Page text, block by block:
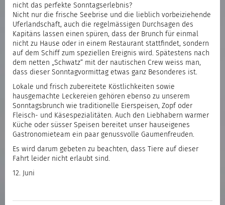
nicht das perfekte Sonntagserlebnis?
Nicht nur die frische Seebrise und die lieblich vorbeiziehende
Uferlandschaft, auch die regelmässigen Durchsagen des
Kapitäns lassen einen spüren, dass der Brunch für einmal
nicht zu Hause oder in einem Restaurant stattfindet, sondern
auf dem Schiff zum speziellen Ereignis wird. Spätestens nach
dem netten „Schwatz“ mit der nautischen Crew weiss man,
dass dieser Sonntagvormittag etwas ganz Besonderes ist.
Lokale und frisch zubereitete Köstlichkeiten sowie
hausgemachte Leckereien gehören ebenso zu unserem
Sonntagsbrunch wie traditionelle Eierspeisen, Zopf oder
Fleisch- und Käsespezialitäten. Auch den Liebhabern warmer
Küche oder süsser Speisen bereitet unser hauseigenes
Gastronomieteam ein paar genussvolle Gaumenfreuden.
Es wird darum gebeten zu beachten, dass Tiere auf dieser
Fahrt leider nicht erlaubt sind.
12. Juni